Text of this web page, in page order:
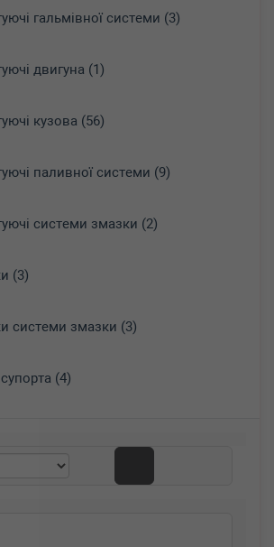
гальмівної системи (3)
двигуна (1)
кузова (56)
паливної системи (9)
системи змазки (2)
(3)
системи змазки (3)
(4)